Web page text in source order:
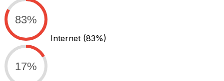
83%
Internet (83%)
17%